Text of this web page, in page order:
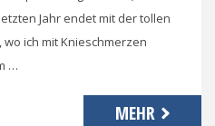
Jahr endet mit der tollen
ich mit Knieschmerzen
…
MEHR